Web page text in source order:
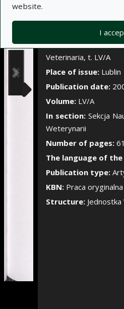
website.
I
Show/
Journal name:
Curie-
Veterinaria, t. LV/A
Place of issue: Lublin
Publication date:
Volume: LV/A
In section:Sekcja
Weterynarii
Number of pages: 61
The language of
Publication type:
KBN: Praca oryginalna
Structure: